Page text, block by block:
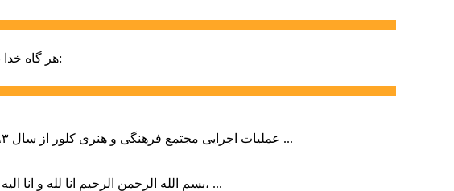
هر گاه خداحضرت علی (ع):
عملیات اجرایی مجتمع فرهنگی و هنری کلور از سال ۱۳۹۳ آغاز شده بود که با عنایت وزیر فرهنگ و ارشاد اسلامی دولت چهاردهم و با ...
بسم الله الرحمن الرحیم انا لله و انا الیه راجعون با نهایت تاثر و تاسف باخبر شدیم هنرمند برجسته ایران و فرزند اردبیل، ...